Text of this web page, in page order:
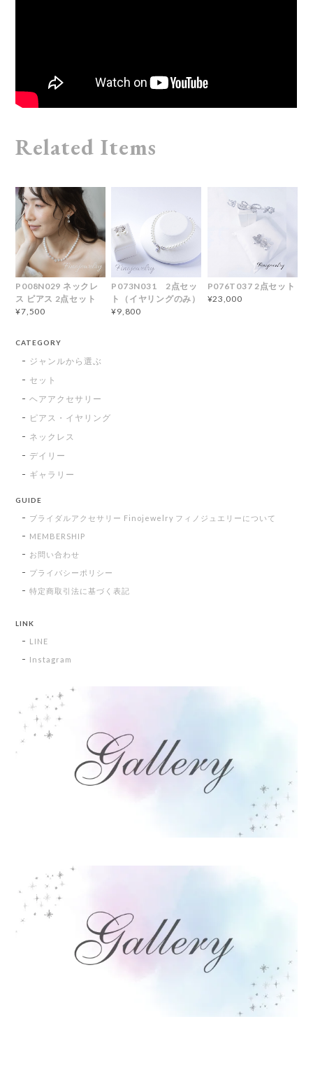
Related Items
P008N029 ネックレ
ス ピアス 2点セット
¥7,500
P073N031 2点セッ
ト（イヤリングのみ）
¥9,800
P076T037 2点セット
¥23,000
CATEGORY
ジャンルから選ぶ
セット
ヘアアクセサリー
ピアス・イヤリング
ネックレス
デイリー
ギャラリー
GUIDE
ブライダルアクセサリー Finojewelry フィノジュエリーについて
MEMBERSHIP
お問い合わせ
プライバシーポリシー
特定商取引法に基づく表記
LINK
LINE
Instagram